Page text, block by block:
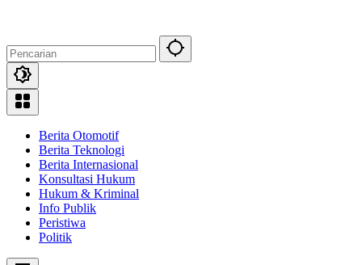
Berita Otomotif
Berita Teknologi
Berita Internasional
Konsultasi Hukum
Hukum & Kriminal
Info Publik
Peristiwa
Politik